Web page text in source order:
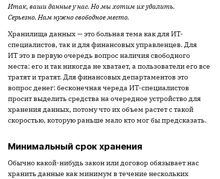
Итак, ваши данные у нас. Но мы хотим их удалить.
Серьезно. Нам нужно свободное место.
Хранилища данных — это больная тема как для ИТ-
специалистов, так и для финансовых управленцев. Для
ИТ это в первую очередь вопрос наличия свободного
места: его и так никогда не хватает, а пользователи его все
тратят и тратят. Для финансовых департаментов это
вопрос денег: бесконечная череда ИТ-специалистов
просит выделить средства на очередное устройство для
хранения данных, потому что их объем растет с такой
скоростью, которую раньше мало кто мог бы предсказать.
Минимальный срок хранения
Обычно какой-нибудь закон или договор обязывает нас
хранить данные как минимум в течение нескольких